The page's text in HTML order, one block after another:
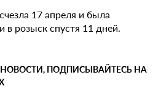
17 апреля и была
в розыск спустя 11 дней.
ПОДПИСЫВАЙТЕСЬ НА